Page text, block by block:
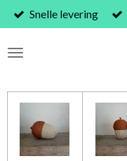
Ga
direct
naar
Snelle levering